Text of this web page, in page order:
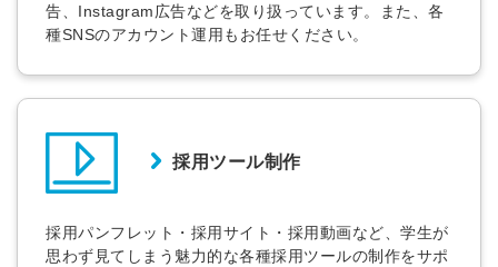
告、Instagram広告などを取り扱っています。また、各
種SNSのアカウント運用もお任せください。
採用ツール制作
採用パンフレット・採用サイト・採用動画など、学生が
思わず見てしまう魅力的な各種採用ツールの制作をサポ
する
忘れですか？
採用に役立つ記事・資料が届く
メールアドレス
※ログインIDとなります
同意のうえ